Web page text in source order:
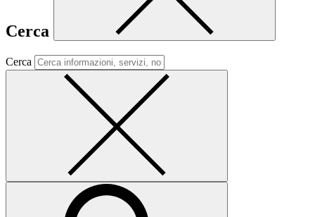
Cerca
Cerca